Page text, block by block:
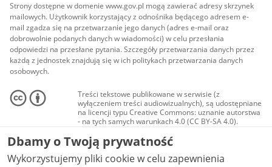
Strony dostępne w domenie www.gov.pl mogą zawierać adresy skrzynek
mailowych. Użytkownik korzystający z odnośnika będącego adresem e-
mail zgadza się na przetwarzanie jego danych (adres e-mail oraz
dobrowolnie podanych danych w wiadomości) w celu przesłania
odpowiedzi na przesłane pytania. Szczegóły przetwarzania danych przez
każdą z jednostek znajdują się w ich politykach przetwarzania danych
osobowych.
Treści tekstowe publikowane w serwisie (z
wyłączeniem treści audiowizualnych), są udostępniane
na licencji typu Creative Commons: uznanie autorstwa
- na tych samych warunkach 4.0 (CC BY-SA 4.0).
Materiały audiowizualne, w tym zdjęcia, materiały
audio i wideo, są udostępniane na licencji typu
Creative Commons: uznanie autorstwa użycie
niekomercyjne - bez utworów zależnych 4.0 (CC BY-
Dbamy o Twoją prywatność
Wykorzystujemy pliki cookie w celu zapewnienia